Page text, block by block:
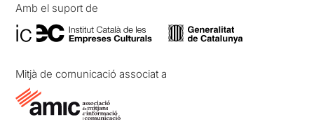
Amb el suport de
Mitjà de comunicació associat a